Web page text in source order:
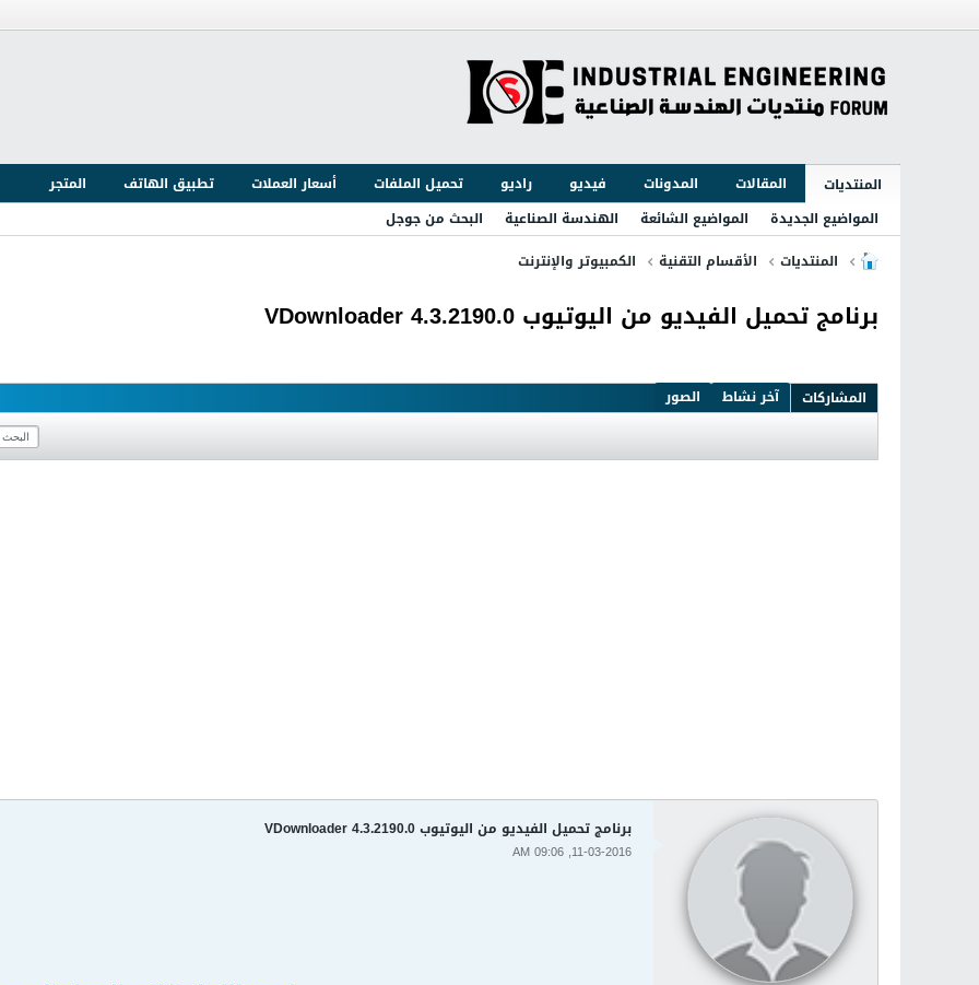
المنتديات المقالات المدونات فيديو راديو تحميل الملفات أسعار العملات تطبيق الهاتف
المتجر
المواضيع الجديدة
المواضيع الشائعة الهندسة الصناعية
البحث من جوجل
المنتديات
الأقسام التقنية الكمبيوتر والإنترنت
برنامج تحميل الفيديو من اليوتيوب VDownloader 4.3.2190.0
المشاركات آخر نشاط الصور
برنامج تحميل الفيديو من اليوتيوب VDownloader 4.3.2190.0
11-03-2016, 09:06 AM